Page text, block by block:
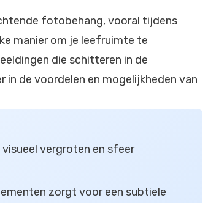
fotobehang, vooral tijdens
manier om je leefruimte te
die schitteren in de
in de voordelen en mogelijkheden van
vergroten en sfeer
zorgt voor een subtiele